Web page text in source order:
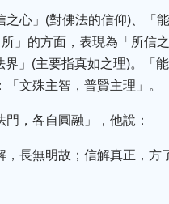
心」(對佛法的信仰)、「
」的方面，表現為「所信
」(主要指真如之理)。「
文殊主智，普賢主理」。
，各自圓融」，他說：
，長無明故；信解真正，